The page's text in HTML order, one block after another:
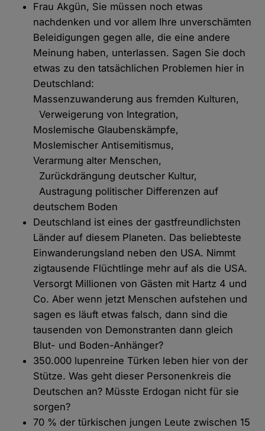
Frau Akgün, Sie müssen noch etwas
nachdenken und vor allem Ihre unverschämten
Beleidigungen gegen alle, die eine andere
Meinung haben, unterlassen. Sagen Sie doch
etwas zu den tatsächlichen Problemen hier in
Deutschland:
Massenzuwanderung aus fremden Kulturen,
Verweigerung von Integration,
Moslemische Glaubenskämpfe,
Moslemischer Antisemitismus,
Verarmung alter Menschen,
Zurückdrängung deutscher Kultur,
Austragung politischer Differenzen auf
deutschem Boden
Deutschland ist eines der gastfreundlichsten
Länder auf diesem Planeten. Das beliebteste
Einwanderungsland neben den USA. Nimmt
zigtausende Flüchtlinge mehr auf als die USA.
Versorgt Millionen von Gästen mit Hartz 4 und
Co. Aber wenn jetzt Menschen aufstehen und
sagen es läuft etwas falsch, dann sind die
tausenden von Demonstranten dann gleich
Blut- und Boden-Anhänger?
350.000 lupenreine Türken leben hier von der
Stütze. Was geht dieser Personenkreis die
Deutschen an? Müsste Erdogan nicht für sie
sorgen?
70 % der türkischen jungen Leute zwischen 15